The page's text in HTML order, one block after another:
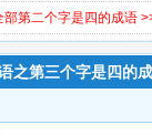
部第二个字是四的成语
之第三个字是四的